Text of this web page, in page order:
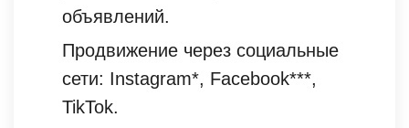
объявлений.
Продвижение через социальные
сети: Instagram*, Facebook***,
TikTok.